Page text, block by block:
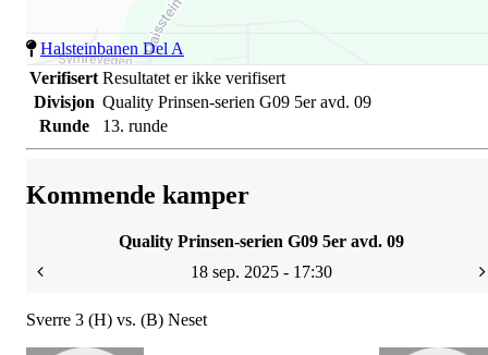
Halsteinbanen Del A
Verifisert Resultatet er ikke verifisert
Divisjon Quality Prinsen-serien G09 5er avd. 09
Runde
13. runde
Kommende kamper
Quality Prinsen-serien G09 5er avd. 09
18 sep. 2025 - 17:30
Sverre 3 (H) vs. (B) Neset